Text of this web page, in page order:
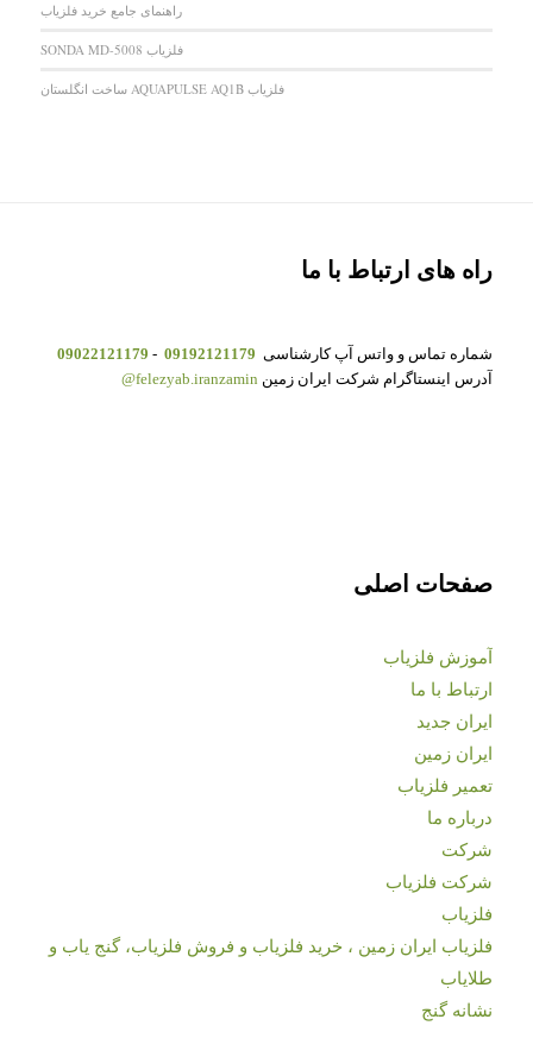
راهنمای جامع خرید فلزیاب
فلزیاب SONDA MD-5008
فلزیاب AQUAPULSE AQ1B ساخت انگلستان
راه های ارتباط با ما
شماره تماس و واتس آپ کارشناسی 09192121179
-
09022121179
آدرس اینستاگرام شرکت ایران زمین felezyab.iranzamin@
صفحات اصلی
آموزش فلزیاب
ارتباط با ما
ایران جدید
ایران زمین
تعمیر فلزیاب
درباره ما
شرکت
شرکت فلزیاب
فلزیاب
فلزیاب ایران زمین ، خرید فلزیاب و فروش فلزیاب، گنج یاب و
طلایاب
نشانه گنج